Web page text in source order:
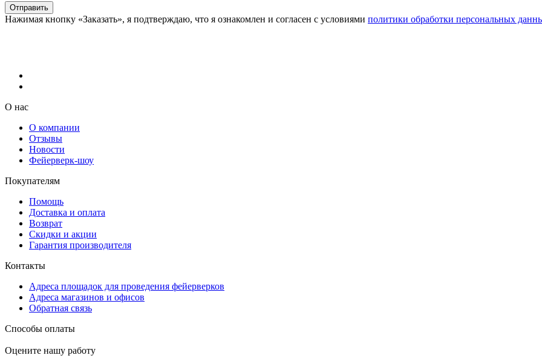
Отправить
Нажимая кнопку «Заказать», я подтверждаю, что я ознакомлен и согласен с условиями политики обработки персональных
О нас
О компании
Отзывы
Новости
Фейерверк-шоу
Покупателям
Помощь
Доставка и оплата
Возврат
Скидки и акции
Гарантия производителя
Контакты
Адреса площадок для проведения фейерверков
Адреса магазинов и офисов
Обратная связь
Способы оплаты
Оцените нашу работу